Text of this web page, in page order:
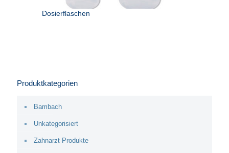
Dosierflaschen
Produktkategorien
Bambach
Unkategorisiert
Zahnarzt Produkte